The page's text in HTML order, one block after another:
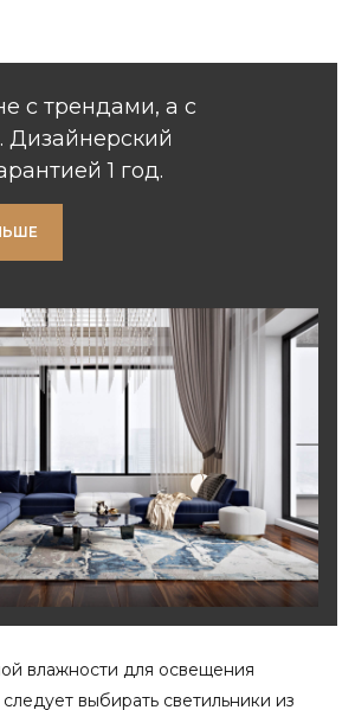
с трендами, а с
Дизайнерский
1 год.
влажности для освещения
выбирать светильники из